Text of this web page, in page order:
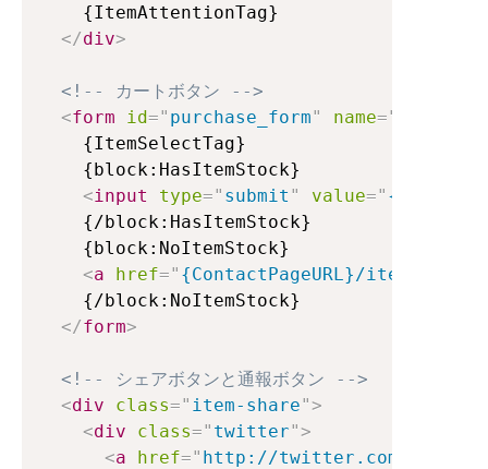
    {ItemAttentionTag}
</div>
<!-- カートボタン -->
<form id=" purchase_form" name="
    {ItemSelectTag}
    {block:HasItemStock}
<input type=" submit " value="
    {/block:HasItemStock}
    {block:NoItemStock}
<a href=" {ContactPageURL}/items/
    {/block:NoItemStock}
</form>
<!-- シェアボタンと通報ボタン -->
<div class=" item-share">
<div class=" twitter">
<a href=" http://twitter.com/share